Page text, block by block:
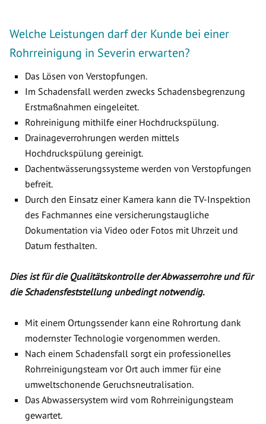
Welche Leistungen darf der Kunde bei einer
Rohrreinigung in Severin erwarten?
Das Lösen von Verstopfungen.
Im Schadensfall werden zwecks Schadensbegrenzung
Erstmaßnahmen eingeleitet.
Rohreinigung mithilfe einer Hochdruckspülung.
Drainageverrohrungen werden mittels
Hochdruckspülung gereinigt.
Dachentwässerungssysteme werden von Verstopfungen
befreit.
Durch den Einsatz einer Kamera kann die TV-Inspektion
des Fachmannes eine versicherungstaugliche
Dokumentation via Video oder Fotos mit Uhrzeit und
Datum festhalten.
Dies ist für die Qualitätskontrolle der Abwasserrohre und für
die Schadensfeststellung unbedingt notwendig.
Mit einem Ortungssender kann eine Rohrortung dank
modernster Technologie vorgenommen werden.
Nach einem Schadensfall sorgt ein professionelles
Rohrreinigungsteam vor Ort auch immer für eine
umweltschonende Geruchsneutralisation.
Das Abwassersystem wird vom Rohrreinigungsteam
gewartet.